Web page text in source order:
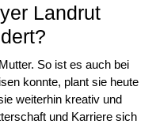
Landrut
So ist es auch bei
konnte, plant sie heute
weiterhin kreativ und
und Karriere sich